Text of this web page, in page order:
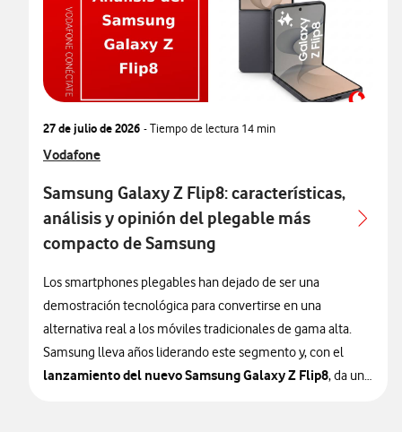
terminal, mejora la ergonomía, incorpora un nuevo
procesador Snapdragon de última generación y potencia
las funciones de Galaxy AI para sacar todavía más partido a
su gran pantalla.
La propuesta sigue siendo clara: ofrecer un dispositivo
capaz decombinar la portabilidad de un smartphone
facilitando el trabajo en movilidad, la multitarea y el
consumo multimedia.
Samsung Galaxy Z Fold8, sus principales novedades y
nuestra opinión sobre uno de los plegables más completos
27 de julio de 2026 - Tiempo de lectura 14 min
Ver más articulos relacionados con
Vodafone
Samsung Galaxy Z Flip8: características,
análisis y opinión del plegable más
compacto de Samsung
Los smartphones plegables han dejado de ser una
demostración tecnológica para convertirse en una
alternativa real a los móviles tradicionales de gama alta.
Samsung lleva años liderando este segmento y, con el
lanzamiento del nuevo Samsung Galaxy Z Flip8, da un